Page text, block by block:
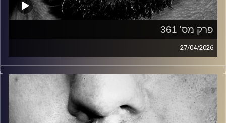
פרק מס' 361
27/04/2026
זיפים, מוזיקה מחוספסת של הופעות חיות. הרבה ג'אם, רוק,
בלוז, bluegrass, ג'אז, Fאנק, פרוגרסיב ואפילו אלקטרוניקה.
כל מה שחי, אמיתי ונושם.
עם שמוליק רגב.